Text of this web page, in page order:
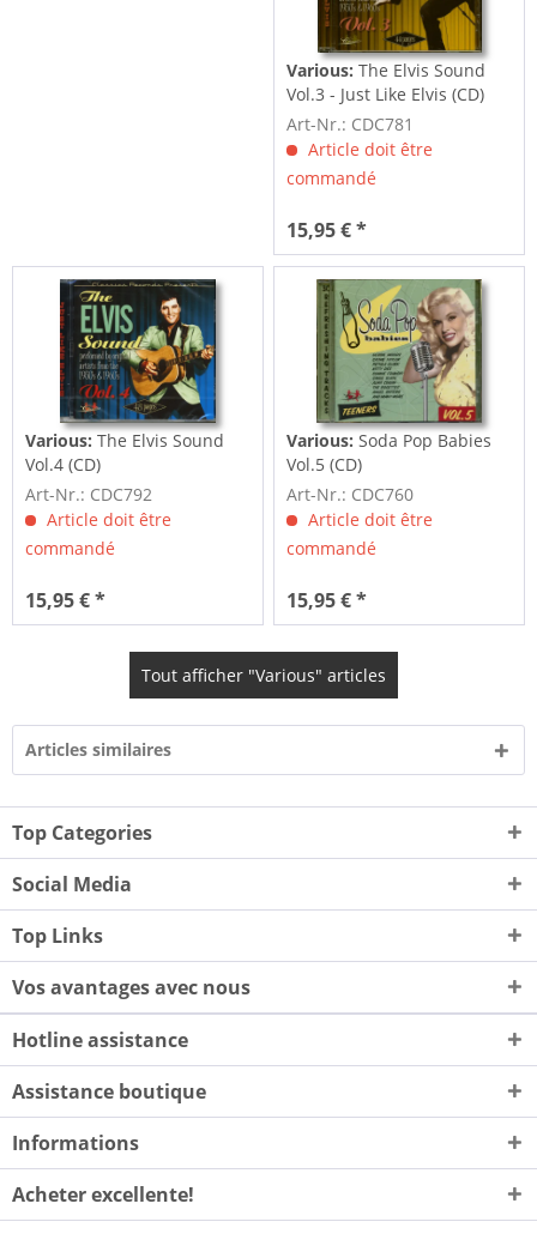
Various:The Elvis Sound
Vol.3 - Just Like Elvis (CD)
Art-Nr.: CDC781
Article doit être
commandé
15,95 € *
Various:The Elvis Sound
Vol.4 (CD)
Art-Nr.: CDC792
Article doit être
commandé
15,95 € *
Various:Soda Pop Babies
Vol.5 (CD)
Art-Nr.: CDC760
Article doit être
commandé
15,95 € *
Tout afficher "Various" articles
Articles similaires
Top Categories
Social Media
Top Links
Vos avantages avec nous
Hotline assistance
Assistance boutique
Informations
Acheter excellente!